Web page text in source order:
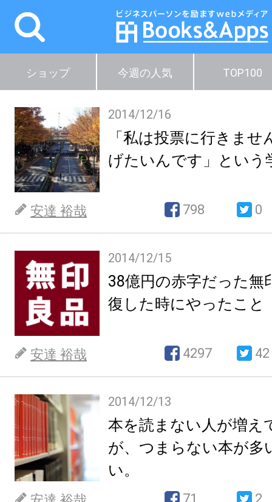
ショップ 今週の人気 TOP100
2014/12/16
「私は投票に行きませ
げたいんです」という
安達 裕哉 798 0
2014/12/15
38億円の赤字だった無
復した時にやったこと
安達 裕哉 4297 42
2014/12/13
本を読まない人が増え
が、つまらない本が多
い。
71 2